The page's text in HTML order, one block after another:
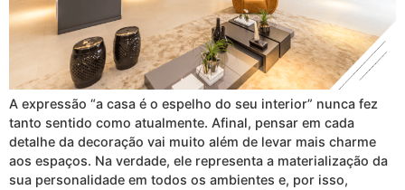
A expressão “a casa é o espelho do seu interior” nunca fez
tanto sentido como atualmente. Afinal, pensar em cada
detalhe da decoração vai muito além de levar mais charme
aos espaços. Na verdade, ele representa a materialização da
sua personalidade em todos os ambientes e, por isso,